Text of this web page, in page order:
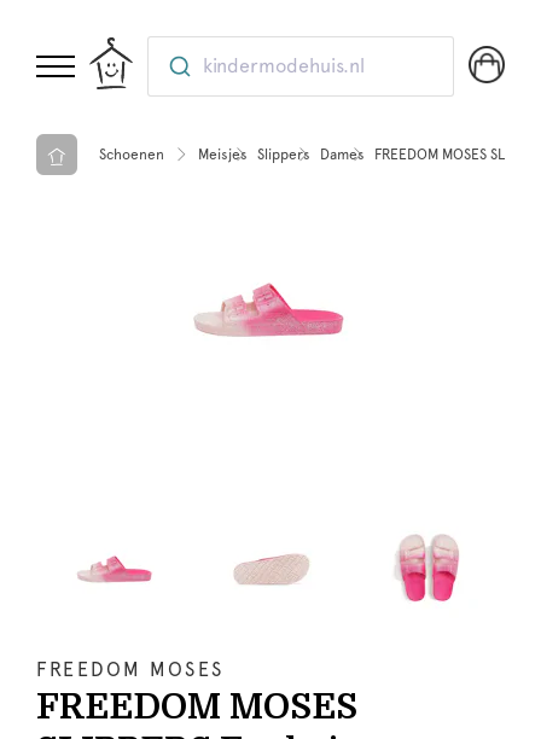
kindermodehuis.nl
Schoenen Meisjes Slippers Dames FREEDOM MOSES
FREEDOM MOSES
FREEDOM MOSES